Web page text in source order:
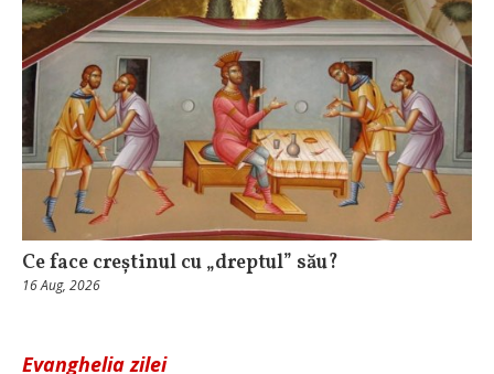
Ce face creștinul cu „dreptul” său?
16 Aug, 2026
Evanghelia zilei